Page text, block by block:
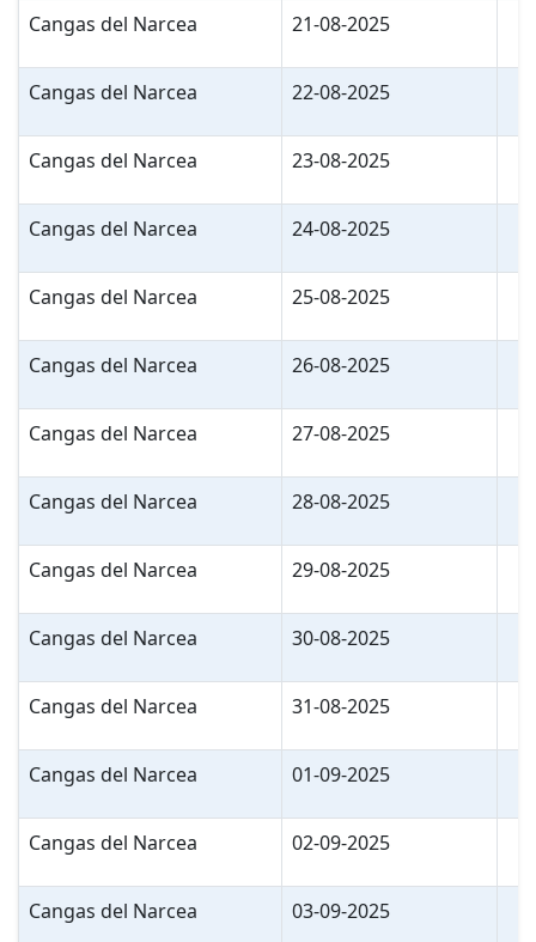
Cangas del Narcea 21-08-2025
Cangas del Narcea 22-08-2025
Cangas del Narcea 23-08-2025
Cangas del Narcea 24-08-2025
Cangas del Narcea 25-08-2025
Cangas del Narcea 26-08-2025
Cangas del Narcea 27-08-2025
Cangas del Narcea 28-08-2025
Cangas del Narcea 29-08-2025
Cangas del Narcea 30-08-2025
Cangas del Narcea 31-08-2025
Cangas del Narcea 01-09-2025
Cangas del Narcea 02-09-2025
Cangas del Narcea 03-09-2025